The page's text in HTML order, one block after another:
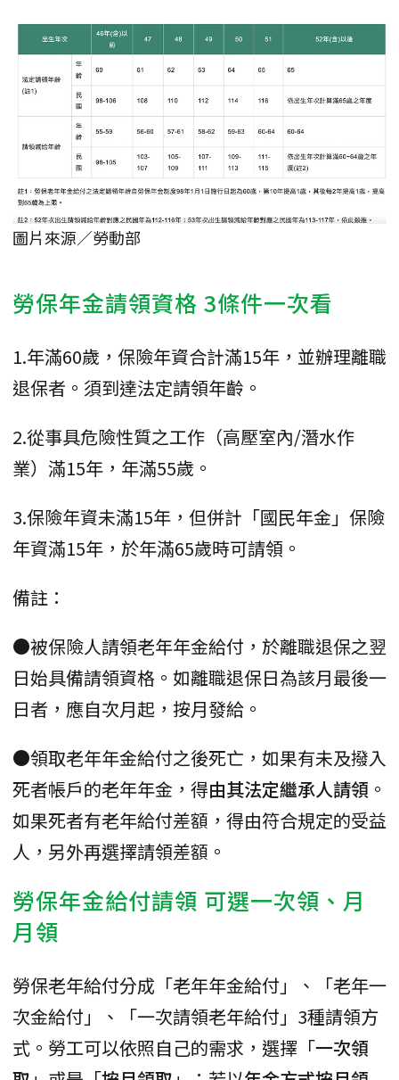
圖片來源／勞動部
勞保年金請領資格 3條件一次看
1.年滿60歲，保險年資合計滿15年，並辦理離職
退保者。須到達法定請領年齡。
2.從事具危險性質之工作（高壓室內/潛水作
業）滿15年，年滿55歲。
3.保險年資未滿15年，但併計「國民年金」保險
年資滿15年，於年滿65歲時可請領。
備註：
●被保險人請領老年年金給付，於離職退保之翌
日始具備請領資格。如離職退保日為該月最後一
日者，應自次月起，按月發給。
●領取老年年金給付之後死亡，如果有未及撥入
死者帳戶的老年年金，得由其法定繼承人請領 。
如果死者有老年給付差額，得由符合規定的受益
人，另外再選擇請領差額。
勞保年金給付請領 可選一次領、月
月領
勞保老年給付分成「老年年金給付」、「老年一
次金給付」、「一次請領老年給付」3種請領方
式。勞工可以依照自己的需求，選擇「一次領